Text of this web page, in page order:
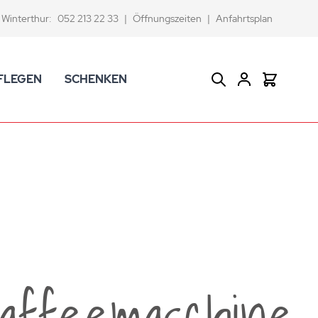
Winterthur: 052 213 22 33 | Öffnungszeiten | Anfahrtsplan
-sprudler
Badezimmer-Artikel
SCHENKEN Suche